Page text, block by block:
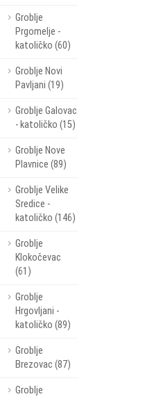
Groblje
Prgomelje -
katoličko (60)
Groblje Novi
Pavljani (19)
Groblje Galovac
- katoličko (15)
Groblje Nove
Plavnice (89)
Groblje Velike
Sredice -
katoličko (146)
Groblje
Klokočevac
(61)
Groblje
Hrgovljani -
katoličko (89)
Groblje
Brezovac (87)
Groblje